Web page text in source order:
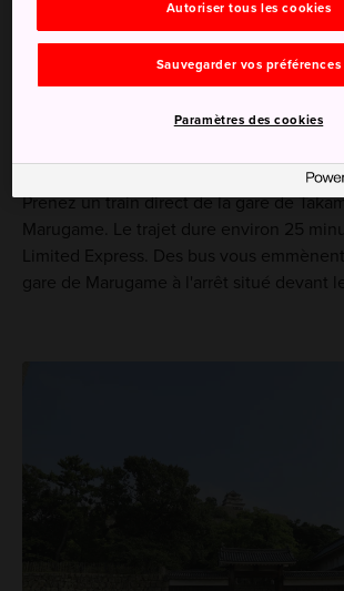
Comment s'y rendre
Le château de Marugame est à 15
gare de Marugame.
Prenez un train direct de la gare de
Marugame. Le trajet dure environ 25
Limited Express. Des bus vous
gare de Marugame à l'arrêt situé devant
Autoriser tous les cookies
Sauvegarder vos préférences
Paramètres des cookies